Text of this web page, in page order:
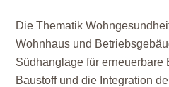
Die Thematik
Wohnhaus und
Südhanglage für erneuerbare
Baustoff und die Integration